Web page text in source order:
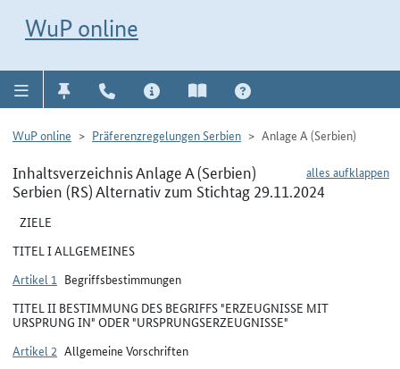
WuP online
WuP online Präferenzregelungen Serbien Anlage A (Serbien)
alles aufklappen
Inhaltsverzeichnis Anlage A (Serbien)
Serbien (RS) Alternativ zum Stichtag 29.11.2024
ZIELE
TITEL I ALLGEMEINES
Artikel 1 Begriffsbestimmungen
TITEL II BESTIMMUNG DES BEGRIFFS "ERZEUGNISSE MIT
URSPRUNG IN" ODER "URSPRUNGSERZEUGNISSE"
Artikel 2 Allgemeine Vorschriften